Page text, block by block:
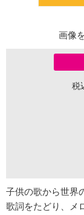
画像
税
子供の歌から世界
歌詞をたどり、メ